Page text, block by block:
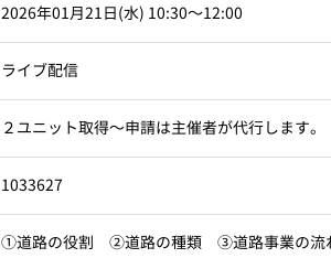
2026年01月21日(水) 10:30〜12:00
ライブ配信
２ユニット取得～申請は主催者が代行します。
1033627
①道路の役割 ②道路の種類 ③道路事業の流れ